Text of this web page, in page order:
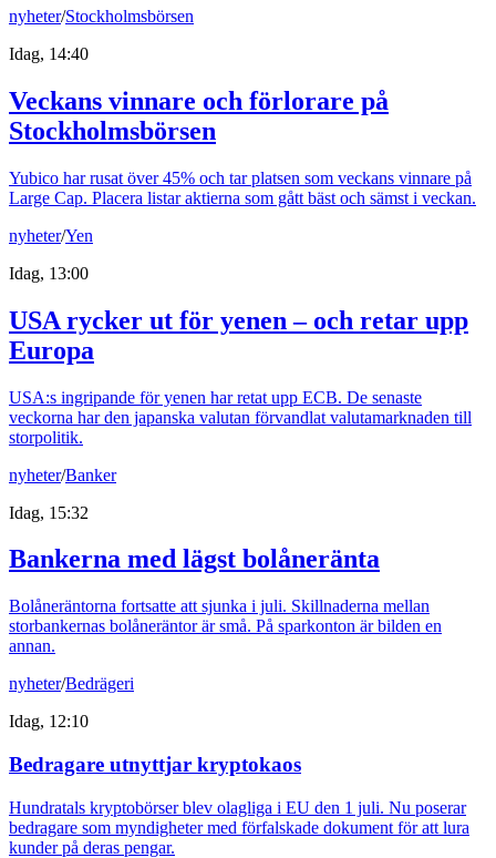
nyheter/Stockholmsbörsen
Idag, 14:40
Veckans vinnare och förlorare på
Stockholmsbörsen
Yubico har rusat över 45% och tar platsen som veckans vinnare på
Large Cap. Placera listar aktierna som gått bäst och sämst i veckan.
nyheter/Yen
Idag, 13:00
USA rycker ut för yenen – och retar upp
Europa
USA:s ingripande för yenen har retat upp ECB. De senaste
veckorna har den japanska valutan förvandlat valutamarknaden till
storpolitik.
nyheter/Banker
Idag, 15:32
Bankerna med lägst bolåneränta
Bolåneräntorna fortsatte att sjunka i juli. Skillnaderna mellan
storbankernas bolåneräntor är små. På sparkonton är bilden en
annan.
nyheter/Bedrägeri
Idag, 12:10
Bedragare utnyttjar kryptokaos
Hundratals kryptobörser blev olagliga i EU den 1 juli. Nu poserar
bedragare som myndigheter med förfalskade dokument för att lura
kunder på deras pengar.